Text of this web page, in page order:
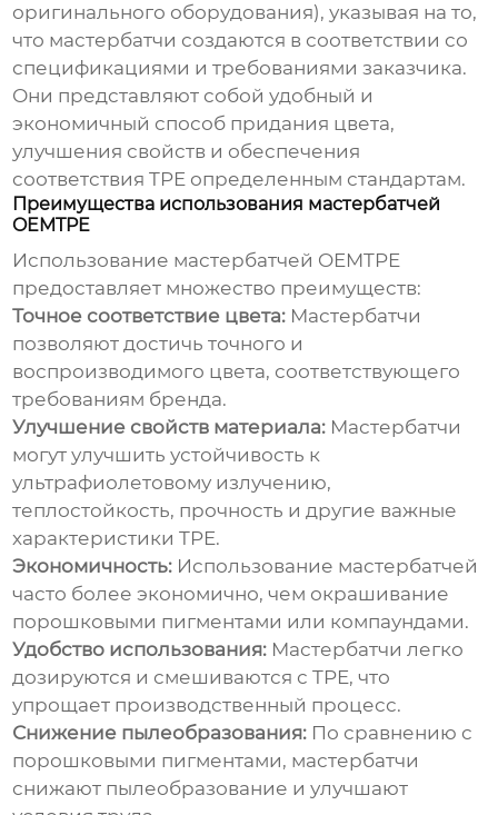
оригинального оборудования), указывая на то,
что мастербатчи создаются в соответствии со
спецификациями и требованиями заказчика.
Они представляют собой удобный и
экономичный способ придания цвета,
улучшения свойств и обеспечения
соответствия TPE определенным стандартам.
Преимущества использования мастербатчей
OEMTPE
Использование мастербатчей OEMTPE
предоставляет множество преимуществ:
Точное соответствие цвета: Мастербатчи
позволяют достичь точного и
воспроизводимого цвета, соответствующего
требованиям бренда.
Улучшение свойств материала: Мастербатчи
могут улучшить устойчивость к
ультрафиолетовому излучению,
теплостойкость, прочность и другие важные
характеристики TPE.
Экономичность: Использование мастербатчей
часто более экономично, чем окрашивание
порошковыми пигментами или компаундами.
Удобство использования: Мастербатчи легко
дозируются и смешиваются с TPE, что
упрощает производственный процесс.
Снижение пылеобразования: По сравнению с
порошковыми пигментами, мастербатчи
снижают пылеобразование и улучшают